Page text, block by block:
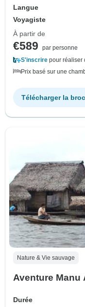
Langue
Voyagiste
À partir de
€589
par personne
S'inscrire pour réaliser
Prix basé sur une
Télécharger la
Nature & Vie sauvage
Aventure Manu
Durée